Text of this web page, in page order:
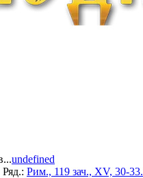
undefined
Ряд.: Рим., 119 зач., XV, 30-33.